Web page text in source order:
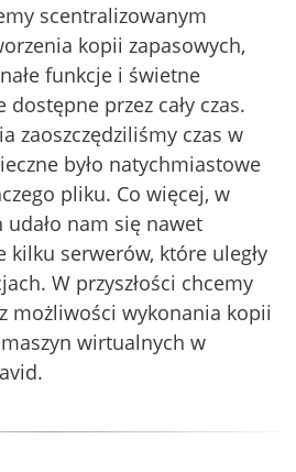
scentralizowanym
kopii zapasowych,
funkcje i świetne
przez cały czas.
zaoszczędziliśmy czas w
było natychmiastowe
pliku. Co więcej, w
nam się nawet
kilku serwerów, które uległy
W przyszłości chcemy
możliwości wykonania kopii
wirtualnych w